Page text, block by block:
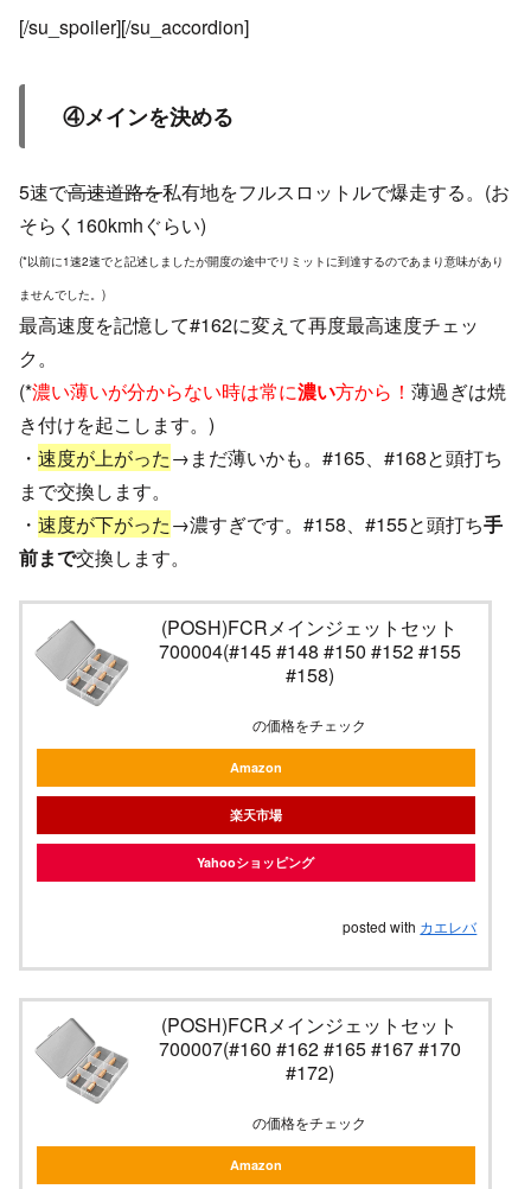
[/su_spoiler][/su_accordion]
④メインを決める
5速で高速道路を私有地をフルスロットルで爆走する。(お
そらく160kmhぐらい)
(*以前に1速2速でと記述しましたが開度の途中でリミットに到達するのであまり意味があり
ませんでした。)
最高速度を記憶して#162に変えて再度最高速度チェッ
ク。
(*濃い薄いが分からない時は常に濃い方から！ 薄過ぎは焼
き付けを起こします。)
・ 速度が上がった→まだ薄いかも。#165、#168と頭打ち
まで交換します。
・ 速度が下がった→濃すぎです。#158、#155と頭打ち手
前まで交換します。
(POSH)FCRメインジェットセット
700004(#145 #148 #150 #152 #155
#158)
の価格をチェック
Amazon
楽天市場
Yahooショッピング
posted with カエレバ
(POSH)FCRメインジェットセット
700007(#160 #162 #165 #167 #170
#172)
の価格をチェック
Amazon